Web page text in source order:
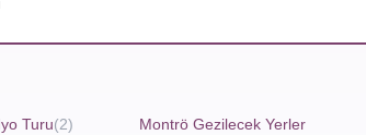
kültürel kimliğinin önemli bir parçasıdır.
İskoç viskisi, yünlü şallar veya gümüş
Turu(2) Montrö Gezilecek Yerler